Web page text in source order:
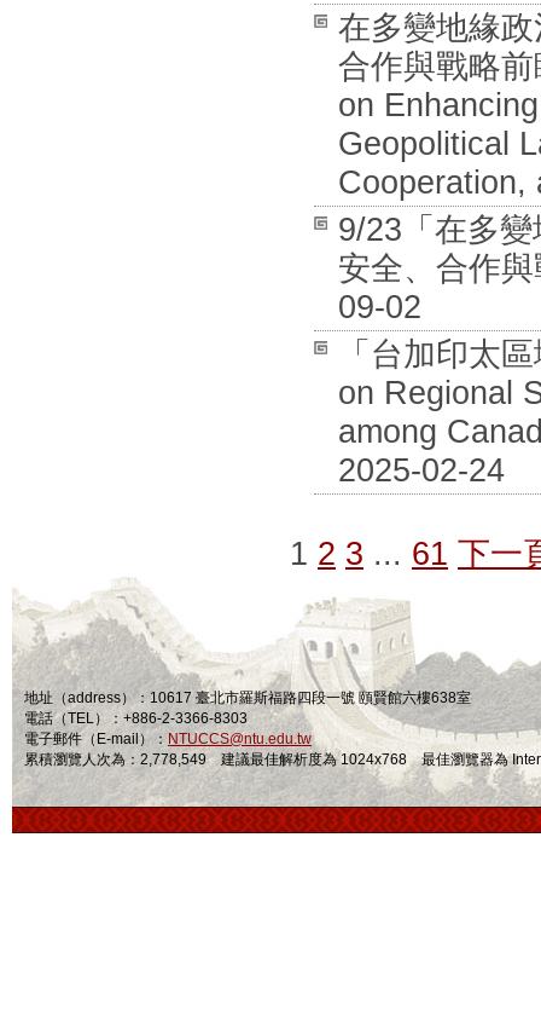
在多變地緣
合作與戰略
on
Geopolitical
Cooperation,
9/23「在多
安全、合作
09-02
「台加印太
on Regional
among
2025-02-24
1 2 3 ... 61 下一
地址（address）：10617 臺北市羅斯福路四段一號 頤賢館六樓638室
電話（TEL）：+886-2-3366-8303
電子郵件（E-mail）： NTUCCS@ntu.edu.tw
累積瀏覽人次為：2,778,549 建議最佳解析度為 1024x768 最佳瀏覽器為